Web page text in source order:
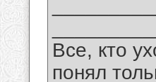
Все, кто
понял